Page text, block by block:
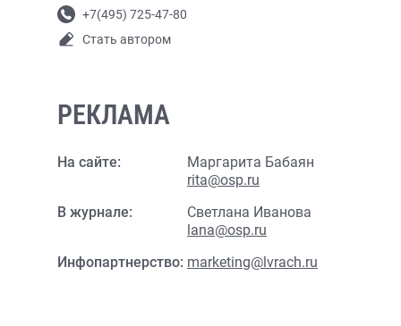
+7(495) 725-47-80
Стать автором
РЕКЛАМА
На сайте:
Маргарита Бабаян
rita@osp.ru
В журнале:
Светлана Иванова
lana@osp.ru
Инфопартнерство: marketing@lvrach.ru